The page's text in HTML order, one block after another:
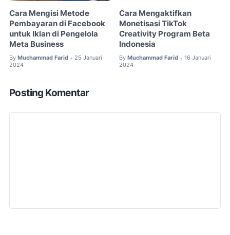
Cara Mengisi Metode
Pembayaran di Facebook
untuk Iklan di Pengelola
Meta Business
By Muchammad Farid • 25 Januari
2024
Cara Mengaktifkan
Monetisasi TikTok
Creativity Program Beta
Indonesia
By Muchammad Farid • 16 Januari
2024
Posting Komentar